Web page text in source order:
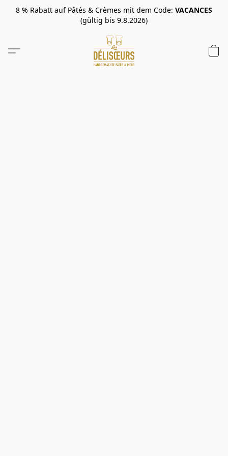
8 % Rabatt auf Pâtés & Crèmes mit dem Code: VACANCES
(gültig bis 9.8.2026)